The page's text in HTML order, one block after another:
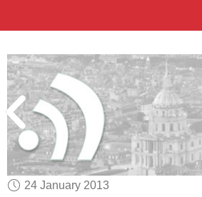
24 January 2013